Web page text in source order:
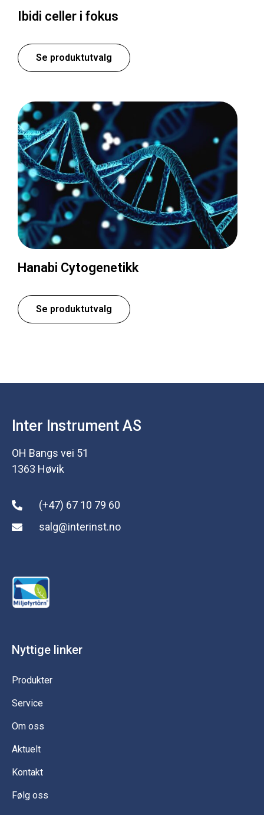
Ibidi celler i fokus
Se produktutvalg
Hanabi Cytogenetikk
Se produktutvalg
Inter Instrument AS
OH Bangs vei 51
1363 Høvik
(+47) 67 10 79 60
salg@interinst.no
Nyttige linker
Produkter
Service
Om oss
Aktuelt
Kontakt
Følg oss